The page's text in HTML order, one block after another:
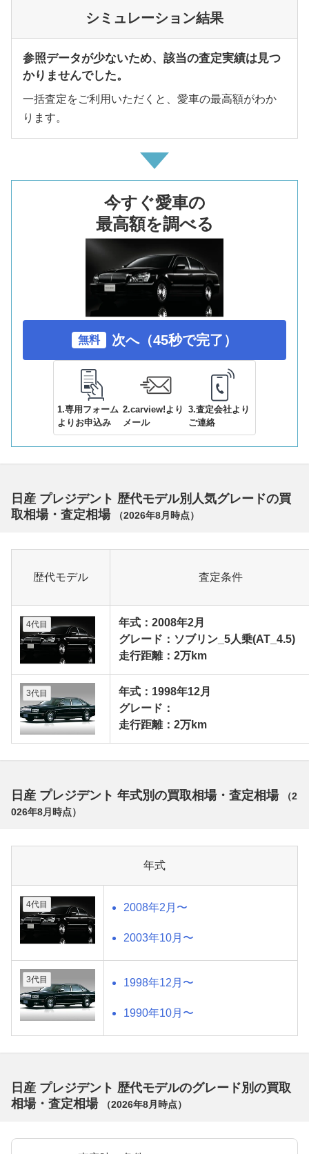
シミュレーション結果
参照データが少ないため、該当の査定実績は見つ
かりませんでした。
一括査定をご利用いただくと、愛車の最高額がわか
ります。
今すぐ愛車の
最高額を調べる
無料 次へ（45秒で完了）
1.専用フォーム
よりお申込み
2.carview!より
メール
3.査定会社より
ご連絡
日産 プレジデント 歴代モデル別人気グレードの買
取相場・査定相場
（2026年8月 時点）
歴代モデル 査定条件
4代目
年式：2008年2月
グレード：ソブリン_5人乗(AT_4.5)
走行距離：2万km
3代目
年式：1998年12月
グレード：
走行距離：2万km
日産 プレジデント 年式別の買取相場・査定相場 （2
026年8月 時点）
年式
4代目 2008年2月〜
2003年10月〜
3代目 1998年12月〜
1990年10月〜
日産 プレジデント 歴代モデルのグレード別の買取
相場・査定相場
（2026年8月 時点）